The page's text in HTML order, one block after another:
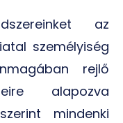
az
személyiség
rejlő
alapozva
mindenki